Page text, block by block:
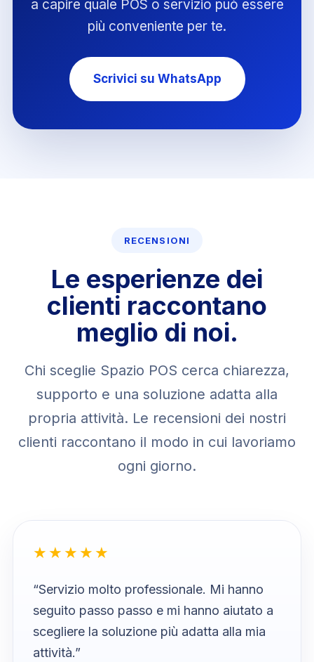
a capire quale POS o servizio può essere
più conveniente per te.
Scrivici su WhatsApp
RECENSIONI
Le esperienze dei
clienti raccontano
meglio di noi.
Chi sceglie Spazio POS cerca chiarezza,
supporto e una soluzione adatta alla
propria attività. Le recensioni dei nostri
clienti raccontano il modo in cui lavoriamo
ogni giorno.
★★★★★
“Servizio molto professionale. Mi hanno
seguito passo passo e mi hanno aiutato a
scegliere la soluzione più adatta alla mia
attività.”